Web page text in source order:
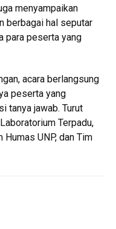
menyampaikan
berbagai hal seputar
para peserta yang
acara berlangsung
peserta yang
tanya jawab. Turut
Terpadu,
Humas UNP, dan Tim